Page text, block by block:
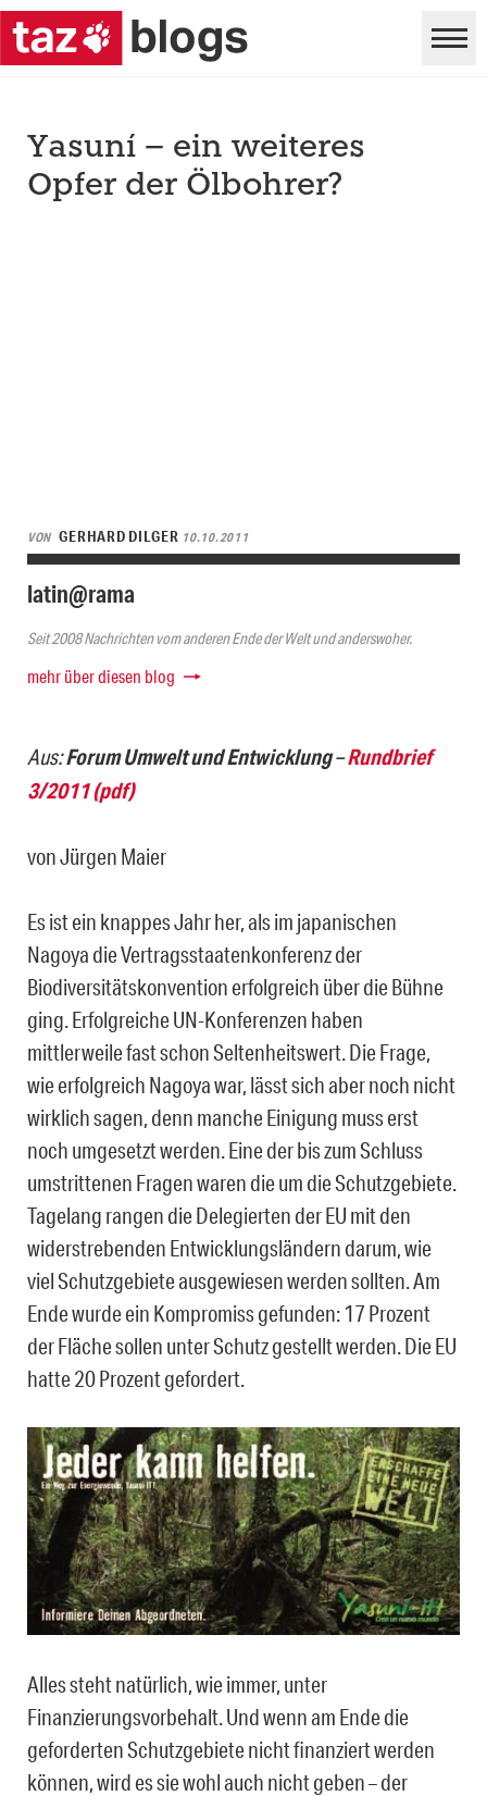
Yasuní – ein weiteres
Opfer der Ölbohrer?
VON GERHARD DILGER 10.10.2011
latin@rama
Seit 2008 Nachrichten vom anderen Ende der Welt und anderswoher.
mehr über diesen blog
Aus:Forum Umwelt und Entwicklung–Rundbrief
3/2011 (pdf)
von Jürgen Maier
Es ist ein knappes Jahr her, als im japanischen
Nagoya die Vertragsstaatenkonferenz der
Biodiversitätskonvention erfolgreich über die Bühne
ging. Erfolgreiche UN-Konferenzen haben
mittlerweile fast schon Seltenheitswert. Die Frage,
wie erfolgreich Nagoya war, lässt sich aber noch nicht
wirklich sagen, denn manche Einigung muss erst
noch umgesetzt werden. Eine der bis zum Schluss
umstrittenen Fragen waren die um die Schutzgebiete.
Tagelang rangen die Delegierten der EU mit den
widerstrebenden Entwicklungsländern darum, wie
viel Schutzgebiete ausgewiesen werden sollten. Am
Ende wurde ein Kompromiss gefunden: 17 Prozent
der Fläche sollen unter Schutz gestellt werden. Die EU
hatte 20 Prozent gefordert.
Alles steht natürlich, wie immer, unter
Finanzierungsvorbehalt. Und wenn am Ende die
geforderten Schutzgebiete nicht finanziert werden
können, wird es sie wohl auch nicht geben – der